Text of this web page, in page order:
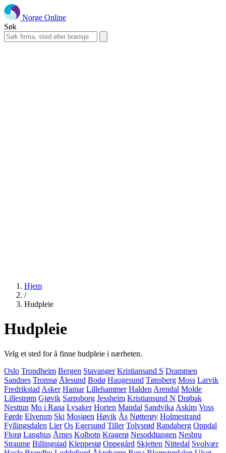
Norge Online
Søk
Hjem
/
Hudpleie
Hudpleie
Velg et sted for å finne hudpleie i nærheten.
Oslo Trondheim Bergen Stavanger Kristiansand S Drammen
Sandnes Tromsø Ålesund Bodø Haugesund Tønsberg Moss Larvik
Fredrikstad Asker Hamar Lillehammer Halden Arendal Molde
Lillestrøm Gjøvik Sarpsborg Jessheim Kristiansund N Drøbak
Nesttun Mo i Rana Lysaker Horten Mandal Sandvika Askim Voss
Førde Elverum Ski Mosjøen Høvik Ås Nøtterøy Holmestrand
Fyllingsdalen Lier Os Egersund Tiller Tolvsrød Randaberg Oppdal
Florø Langhus Årnes Kolbotn Kragerø Nesoddtangen Nesbru
Straume Billingstad Kleppestø Oppegård Skjetten Nittedal Svolvær